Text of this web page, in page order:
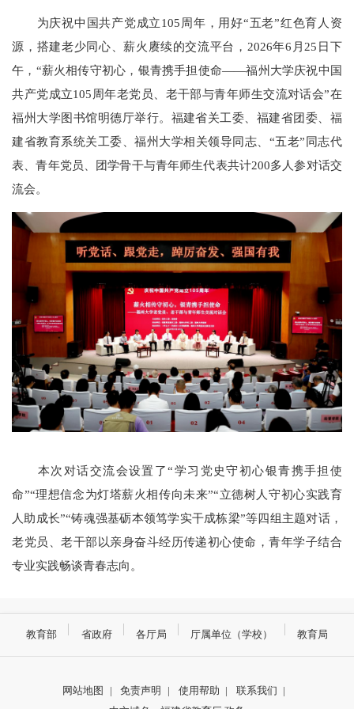
为庆祝中国共产党成立105周年，用好“五老”红色育人资
源，搭建老少同心、薪火赓续的交流平台，2026年6月25日下
午，“薪火相传守初心，银青携手担使命——福州大学庆祝中国
共产党成立105周年老党员、老干部与青年师生交流对话会”在
福州大学图书馆明德厅举行。福建省关工委、福建省团委、福
建省教育系统关工委、福州大学相关领导同志、“五老”同志代
表、青年党员、团学骨干与青年师生代表共计200多人参对话交
流会。
本次对话交流会设置了“学习党史守初心银青携手担使
命”“理想信念为灯塔薪火相传向未来”“立德树人守初心实践育
人助成长”“铸魂强基砺本领笃学实干成栋梁”等四组主题对话，
老党员、老干部以亲身奋斗经历传递初心使命，青年学子结合
专业实践畅谈青春志向。
教育部 省政府 各厅局 厅属单位（学校） 教育局
网站地图 | 免责声明 | 使用帮助 | 联系我们 |